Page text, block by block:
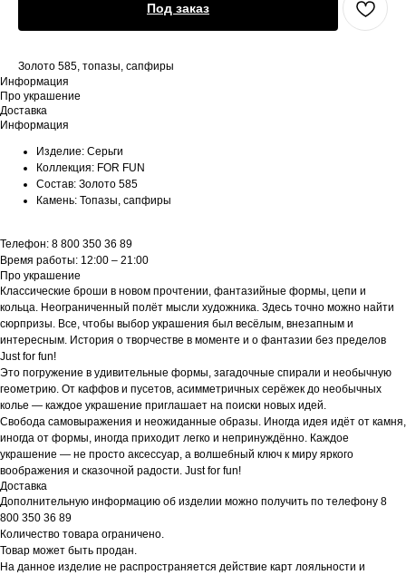
Под заказ
Золото 585, топазы, сапфиры
Информация
Про украшение
Доставка
Информация
Изделие: Серьги
Коллекция: FOR FUN
Состав: Золото 585
Камень: Топазы, сапфиры
Телефон: 8 800 350 36 89
Время работы: 12:00 – 21:00
Про украшение
Классические броши в новом прочтении, фантазийные формы, цепи и
кольца. Неограниченный полёт мысли художника. Здесь точно можно найти
сюрпризы. Все, чтобы выбор украшения был весёлым, внезапным и
интересным. История о творчестве в моменте и о фантазии без пределов
Just for fun!
Это погружение в удивительные формы, загадочные спирали и необычную
геометрию. От каффов и пусетов, асимметричных серёжек до необычных
колье — каждое украшение приглашает на поиски новых идей.
Свобода самовыражения и неожиданные образы. Иногда идея идёт от камня,
иногда от формы, иногда приходит легко и непринуждённо. Каждое
украшение — не просто аксессуар, а волшебный ключ к миру яркого
воображения и сказочной радости. Just for fun!
Доставка
Дополнительную информацию об изделии можно получить по телефону 8
800 350 36 89
Количество товара ограничено.
Товар может быть продан.
На данное изделие не распространяется действие карт лояльности и